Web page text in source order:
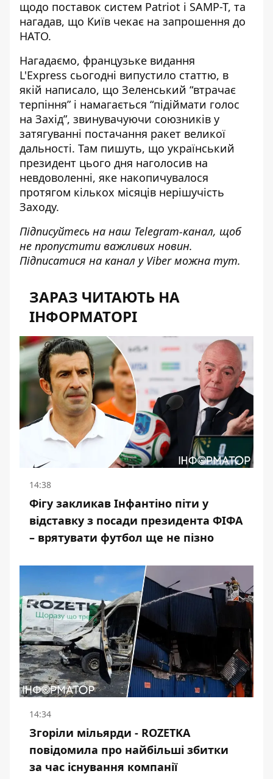
щодо поставок систем Patriot і SAMP-T, та
нагадав, що Київ чекає на запрошення до
НАТО.
Нагадаємо, французьке видання
L'Express сьогодні випустило статтю, в
якій написало, що Зеленський “втрачає
терпіння” і намагається “підіймати голос
на Захід”, звинувачуючи союзників у
затягуванні постачання ракет великої
дальності. Там пишуть, що український
президент цього дня наголосив на
невдоволенні, яке накопичувалося
протягом кількох місяців нерішучість
Заходу.
Підписуйтесь на наш Telegram-канал, щоб
не пропустити важливих новин.
Підписатися на канал у Viber можна тут.
ЗАРАЗ ЧИТАЮТЬ НА
ІНФОРМАТОРІ
14:38
Фігу закликав Інфантіно піти у
відставку з посади президента ФІФА
– врятувати футбол ще не пізно
14:34
Згоріли мільярди - ROZETKA
повідомила про найбільші збитки
за час існування компанії